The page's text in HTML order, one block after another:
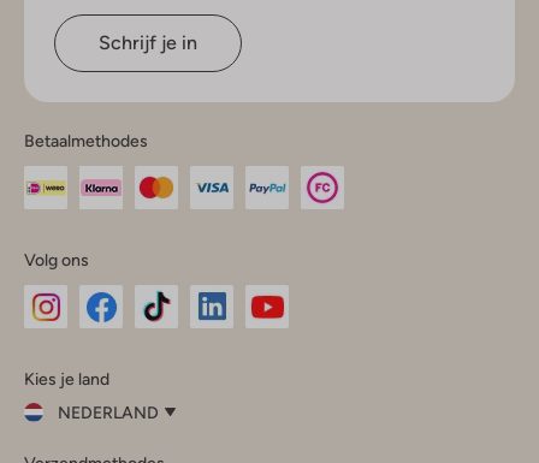
Schrijf je in
Betaalmethodes
Volg ons
InstagramFacebook
Kies je land
NEDERLAND